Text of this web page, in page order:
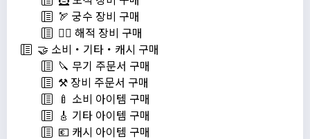
🏹 궁수 장비 구매
🏴‍☠️ 해적 장비 구매
🤝 소비・기타・캐시 구매
🔪 무기 주문서 구매
⚒️ 장비 주문서 구매
🍼 소비 아이템 구매
🎸 기타 아이템 구매
💶 캐시 아이템 구매